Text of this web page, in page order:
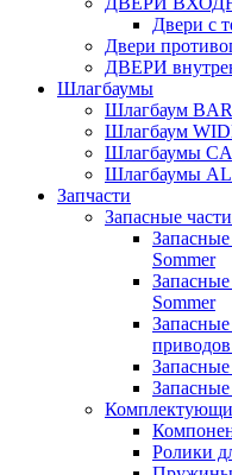
Двери с
Двери
ДВЕРИ
Шлагбаумы
Шлагбаум
Шлагбаум
Шлагбаумы
Шлагбаумы
Запчасти
Запасные
Sommer
Sommer
Ролики